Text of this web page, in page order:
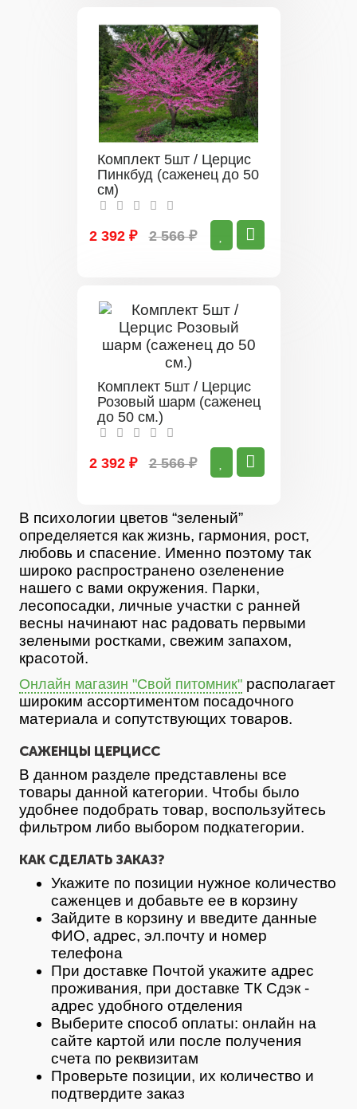
Комплект 5шт / Церцис
Пинкбуд (саженец до 50
см)
2 392 ₽ 2 566 ₽
Комплект 5шт / Церцис
Розовый шарм (саженец
до 50 см.)
2 392 ₽ 2 566 ₽
В психологии цветов “зеленый”
определяется как жизнь, гармония, рост,
любовь и спасение. Именно поэтому так
широко распространено озеленение
нашего с вами окружения. Парки,
лесопосадки, личные участки с ранней
весны начинают нас радовать первыми
зелеными ростками, свежим запахом,
красотой.
Онлайн магазин "Свой питомник" располагает
широким ассортиментом посадочного
материала и сопутствующих товаров.
САЖЕНЦЫ ЦЕРЦИСС
В данном разделе представлены все
товары данной категории. Чтобы было
удобнее подобрать товар, воспользуйтесь
фильтром либо выбором подкатегории.
КАК СДЕЛАТЬ ЗАКАЗ?
Укажите по позиции нужное количество
саженцев и добавьте ее в корзину
Зайдите в корзину и введите данные
ФИО, адрес, эл.почту и номер
телефона
При доставке Почтой укажите адрес
проживания, при доставке ТК Сдэк -
адрес удобного отделения
Выберите способ оплаты: онлайн на
сайте картой или после получения
счета по реквизитам
Проверьте позиции, их количество и
подтвердите заказ